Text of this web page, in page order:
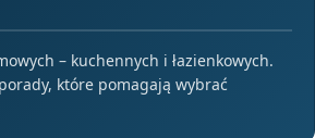
– kuchennych i łazienkowych.
które pomagają wybrać